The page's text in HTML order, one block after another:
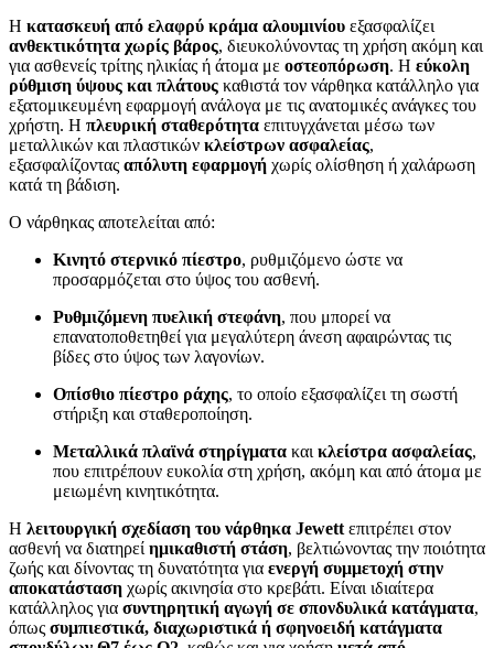
Η κατασκευή από ελαφρύ κράμα αλουμινίου εξασφαλίζει
ανθεκτικότητα χωρίς βάρος, διευκολύνοντας τη χρήση ακόμη και
για ασθενείς τρίτης ηλικίας ή άτομα με οστεοπόρωση. Η εύκολη
ρύθμιση ύψους και πλάτους καθιστά τον νάρθηκα κατάλληλο για
εξατομικευμένη εφαρμογή ανάλογα με τις ανατομικές ανάγκες του
χρήστη. Η πλευρική σταθερότητα επιτυγχάνεται μέσω των
μεταλλικών και πλαστικών κλείστρων ασφαλείας,
εξασφαλίζοντας απόλυτη εφαρμογή χωρίς ολίσθηση ή χαλάρωση
κατά τη βάδιση.
Ο νάρθηκας αποτελείται από:
Κινητό στερνικό πίεστρο, ρυθμιζόμενο ώστε να
προσαρμόζεται στο ύψος του ασθενή.
Ρυθμιζόμενη πυελική στεφάνη, που μπορεί να
επανατοποθετηθεί για μεγαλύτερη άνεση αφαιρώντας τις
βίδες στο ύψος των λαγονίων.
Οπίσθιο πίεστρο ράχης, το οποίο εξασφαλίζει τη σωστή
στήριξη και σταθεροποίηση.
Μεταλλικά πλαϊνά στηρίγματα και κλείστρα ασφαλείας,
που επιτρέπουν ευκολία στη χρήση, ακόμη και από άτομα με
μειωμένη κινητικότητα.
Η λειτουργική σχεδίαση του νάρθηκα Jewett επιτρέπει στον
ασθενή να διατηρεί ημικαθιστή στάση, βελτιώνοντας την ποιότητα
ζωής και δίνοντας τη δυνατότητα για ενεργή συμμετοχή στην
αποκατάσταση χωρίς ακινησία στο κρεβάτι. Είναι ιδιαίτερα
κατάλληλος για συντηρητική αγωγή σε σπονδυλικά κατάγματα,
όπως συμπιεστικά, διαχωριστικά ή σφηνοειδή κατάγματα